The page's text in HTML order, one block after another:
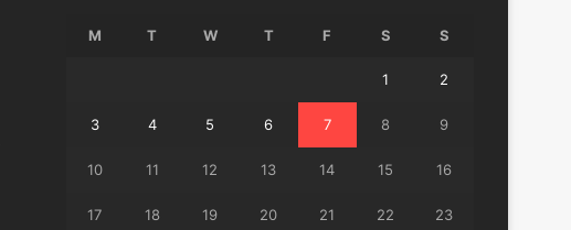
M T W T F S S
1 2
3 4 5 6 7 8 9
10 11 12 13 14 15 16
17 18 19 20 21 22 23